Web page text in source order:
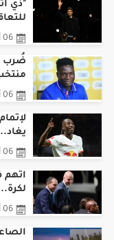
"ذي
06 أغسطس، 2026 - 03:08pm
ضُرب
06 أغسطس، 2026 - 02:08pm
06 أغسطس، 2026 - 02:08pm
اتهم
06 أغسطس، 2026 - 11:08am